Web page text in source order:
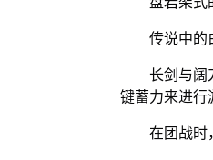
传说中的
长剑与阔
键蓄力来进行
在团战时